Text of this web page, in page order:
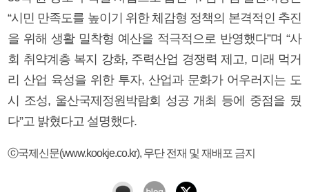
“시민 만족도를 높이기 위한 체감형 정책의 본격적인 추진
을 위해 생활 밀착형 예산을 적극적으로 반영했다”며 “사
회 취약계층 복지 강화, 주력산업 경쟁력 제고, 미래 먹거
리 산업 육성을 위한 투자, 산업과 문화가 어우러지는 도
시 조성, 울산국제정원박람회 성공 개최 등에 중점을 뒀
다”고 밝혔다고 설명했다.
ⓒ국제신문(www.kookje.co.kr), 무단 전재 및 재배포 금지